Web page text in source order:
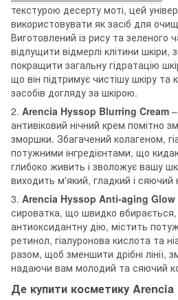
текстурою десерту моті, цей
використовувати як засіб для
Виготовлений із рису та зеленого
відлущити відмерлі клітини
покращити загальну гідратацію
що він підтримує чистішу шкіру та
засобів догляду за шкірою.
2. Arencia Hyssop Blurring Cream
антивіковий нічний крем помітно
зморшки. Збагачений колагеном,
потужними інгредієнтами, що
глибоко живить і зволожує вашу
виходить м'який, гладкий і сяючий
3. Arencia Hyssop Anti-aging Glow
сироватка, що швидко
антиоксидантну дію, містить
ретинол, гіалуронова кислота та
разом, щоб зменшити дрібні лінії,
надаючи вам молодий та сяючий
Де купити косметику Arencia